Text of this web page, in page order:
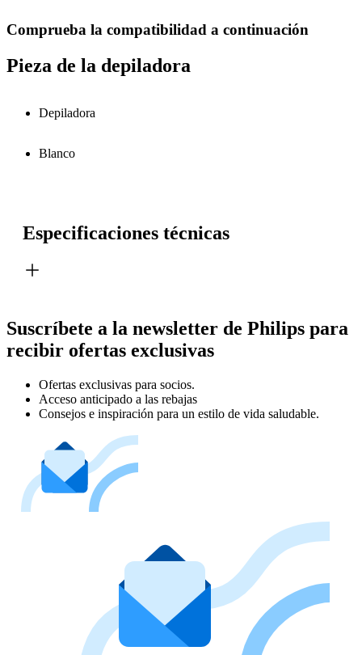
Comprueba la compatibilidad a continuación
Pieza de la depiladora
Depiladora
Blanco
Especificaciones técnicas
Suscríbete a la newsletter de Philips para
recibir ofertas exclusivas
Ofertas exclusivas para socios.
Acceso anticipado a las rebajas
Consejos e inspiración para un estilo de vida saludable.